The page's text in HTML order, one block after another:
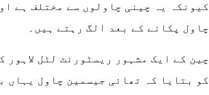
کیونکہ یہ چینی چاولوں سے مختلف ہے
چاول پکانے کے بعد الگ رہتے ہیں۔
چین کے ایک مشہور ریسٹورنٹ لٹل
کو بتایا کہ تھائی جیسمین چاول یہاں